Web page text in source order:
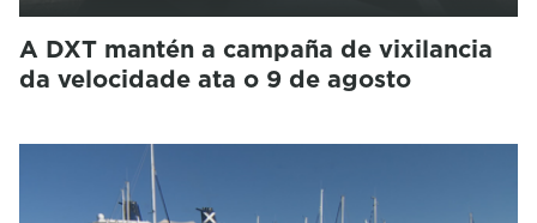
A DXT mantén a campaña de vixilancia
da velocidade ata o 9 de agosto